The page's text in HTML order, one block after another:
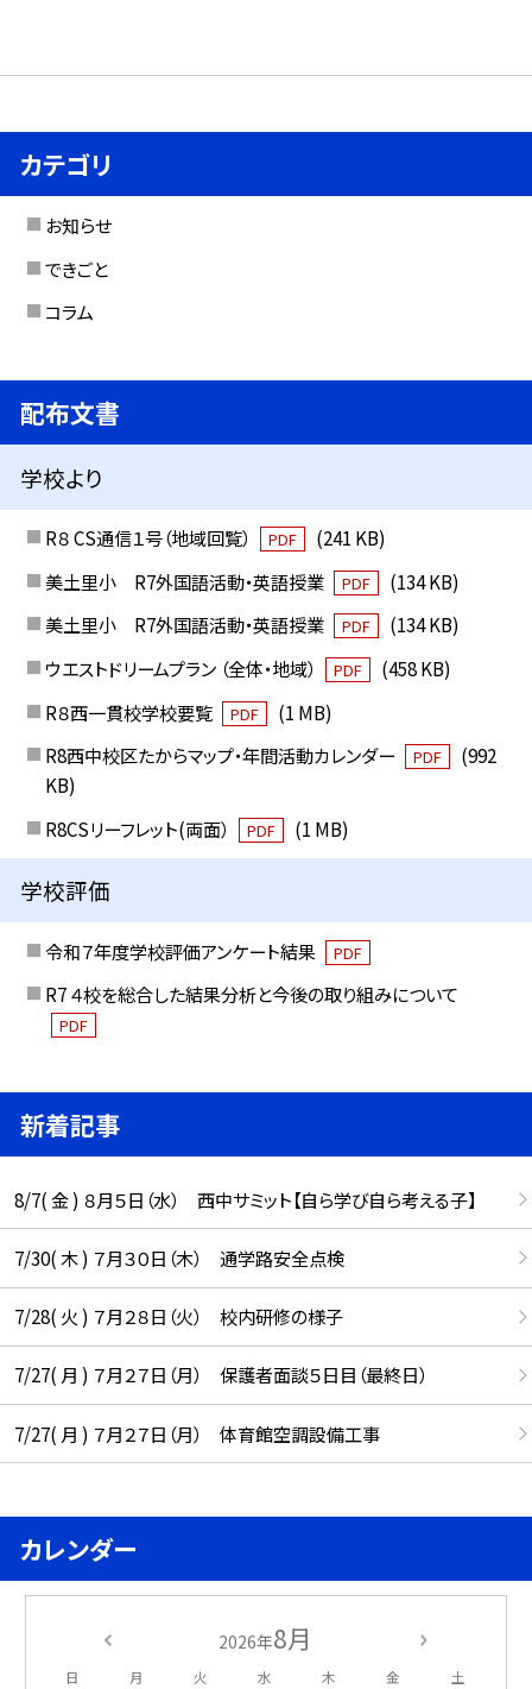
カテゴリ
お知らせ
できごと
コラム
配布文書
学校より
R８ CS通信１号（地域回覧） PDF
(241 KB)
美土里小 R7外国語活動・英語授業
PDF
(134 KB)
美土里小 R7外国語活動・英語授業
PDF
(134 KB)
ウエストドリームプラン （全体・地域）
PDF
(458 KB)
R８西一貫校学校要覧
PDF
(1 MB)
R8西中校区たからマップ・年間活動カレンダー
PDF
(992
KB)
R8CSリーフレット(両面）
PDF (1 MB)
学校評価
令和７年度学校評価アンケート結果 PDF
R7 ４校を総合した結果分析と今後の取り組みについて
PDF
新着記事
8/7( 金 ) ８月５日（水） 西中サミット【自ら学び自ら考える子】
7/30( 木 ) ７月３０日（木） 通学路安全点検
7/28( 火 ) ７月２８日（火） 校内研修の様子
7/27( 月 ) ７月２７日（月） 保護者面談５日目（最終日）
7/27( 月 ) ７月２７日（月） 体育館空調設備工事
カレンダー
2026年8月
日 月 火 水 木 金 土